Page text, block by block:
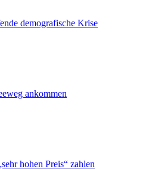
demografische Krise
ankommen
hohen Preis“ zahlen